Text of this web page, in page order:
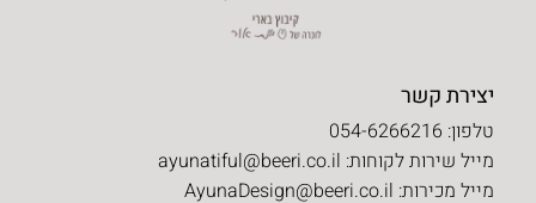
יצירת קשר
טלפון: 054-6266216
מייל שירות לקוחות: ayunatiful@beeri.co.il
מייל מכירות: AyunaDesign@beeri.co.il